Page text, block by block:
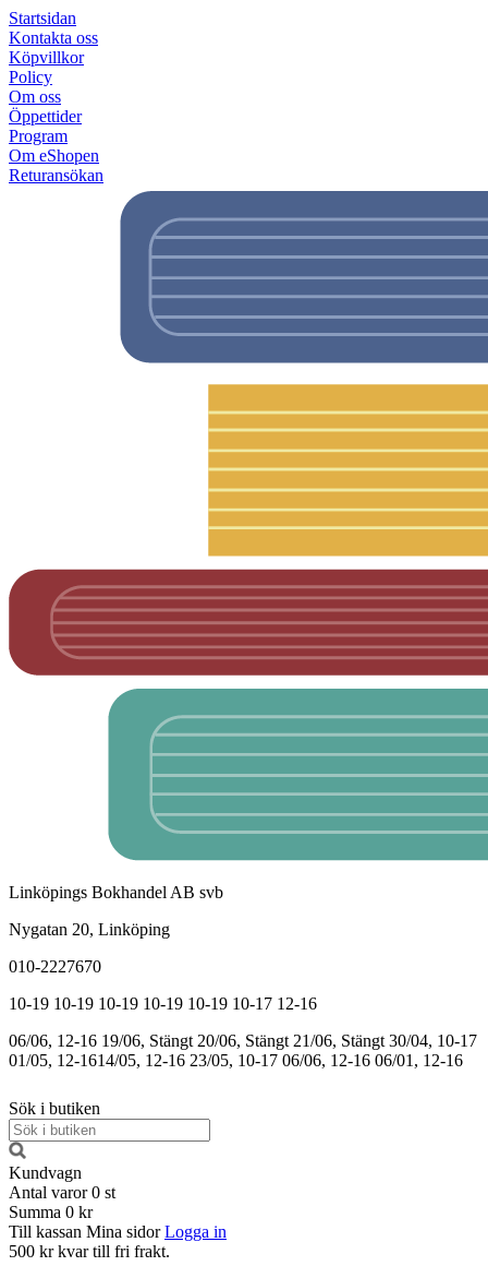
Startsidan
Kontakta oss
Köpvillkor
Policy
Om oss
Öppettider
Program
Om eShopen
Returansökan
Linköpings Bokhandel AB svb
Nygatan 20, Linköping
010-2227670
10-19 10-19 10-19 10-19 10-19 10-17 12-16
06/06, 12-16 19/06, Stängt 20/06, Stängt 21/06, Stängt 30/04, 10-17
01/05, 12-1614/05, 12-16 23/05, 10-17 06/06, 12-16 06/01, 12-16
Sök i butiken
Kundvagn
Antal varor 0 st
Summa 0 kr
Till kassan Mina sidor Logga in
500 kr kvar till fri frakt.